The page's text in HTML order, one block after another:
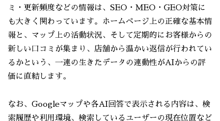
ミ・更新頻度などの情報は、SEO・MEO・GEO対策に
も大きく関わっています。ホームページ上の正確な基本情
報と、マップ上の活動状況、そして定期的にお客様からの
新しい口コミが集まり、店舗から温かい返信が行われてい
るかという、一連の生きたデータの連動性がAIからの評
価に直結します。
なお、Googleマップや各AI回答で表示される内容は、検
索履歴や利用環境、検索しているユーザーの現在位置など